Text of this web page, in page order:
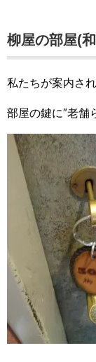
柳屋の部屋(
私たちが案内さ
部屋の鍵に″老舗